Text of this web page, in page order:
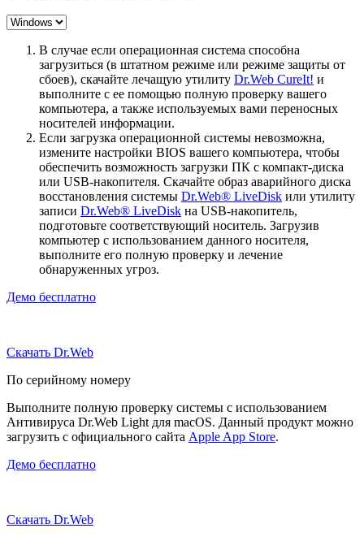
В случае если операционная система способна
загрузиться (в штатном режиме или режиме защиты от
сбоев), скачайте лечащую утилиту Dr.Web CureIt! и
выполните с ее помощью полную проверку вашего
компьютера, а также используемых вами переносных
носителей информации.
Если загрузка операционной системы невозможна,
измените настройки BIOS вашего компьютера, чтобы
обеспечить возможность загрузки ПК с компакт-диска
или USB-накопителя. Скачайте образ аварийного диска
восстановления системы Dr.Web® LiveDisk или утилиту
записи Dr.Web® LiveDisk на USB-накопитель,
подготовьте соответствующий носитель. Загрузив
компьютер с использованием данного носителя,
выполните его полную проверку и лечение
обнаруженных угроз.
Демо бесплатно
Скачать Dr.Web
По серийному номеру
Выполните полную проверку системы с использованием
Антивируса Dr.Web Light для macOS. Данный продукт можно
загрузить с официального сайта Apple App Store.
Демо бесплатно
Скачать Dr.Web